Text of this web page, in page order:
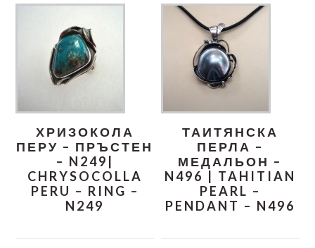
ХРИЗОКОЛА
ПЕРУ – ПРЪСТЕН
– N249|
CHRYSOCOLLA
PERU – RING –
N249
ТАИТЯНСКА
ПЕРЛА –
МЕДАЛЬОН –
N496 | TAHITIAN
PEARL –
PENDANT – N496